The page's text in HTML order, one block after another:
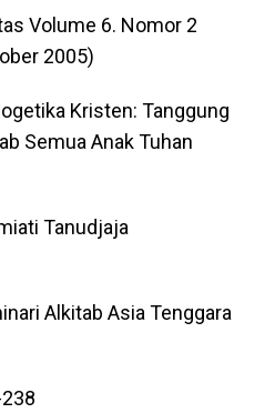
Volume 6. Nomor 2
2005)
Kristen: Tanggung
Semua Anak Tuhan
Tanudjaja
Alkitab Asia Tenggara